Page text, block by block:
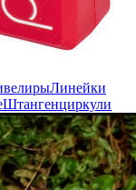
Линейки
Штангенциркули